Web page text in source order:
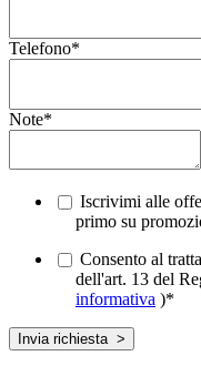
Telefono*
Note*
Iscrivimi alle
primo su
Consento al
dell'art. 13 del
informativa )*